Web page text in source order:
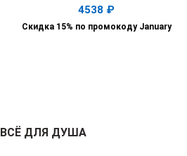
4538 ₽
Скидка 15% по промокоду January
ВСЁ ДЛЯ ДУША